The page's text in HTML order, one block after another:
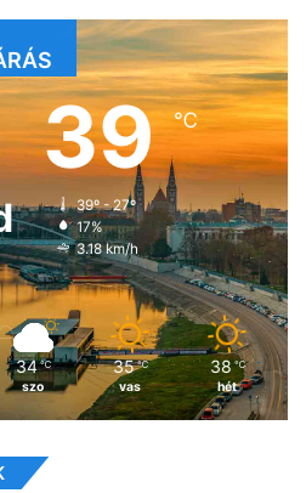
39℃
39º - 27º
17%
3.18 km/h
34 ℃
szo
35 ℃
vas
38 ℃
hét